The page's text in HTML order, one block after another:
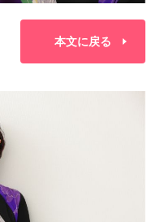
本文に戻る